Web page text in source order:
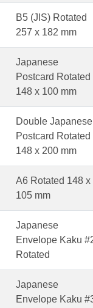
B5 (JIS) Rotated
257 x 182 mm
Japanese
Postcard Rotated
148 x 100 mm
Double Japanese
Postcard Rotated
148 x 200 mm
A6 Rotated 148 x
105 mm
Japanese
Envelope Kaku
Rotated
Japanese
Envelope Kaku